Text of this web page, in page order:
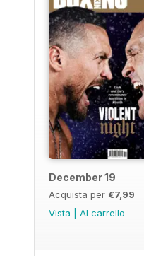
December 19
Acquista per €7,99
Vista
Al carrello